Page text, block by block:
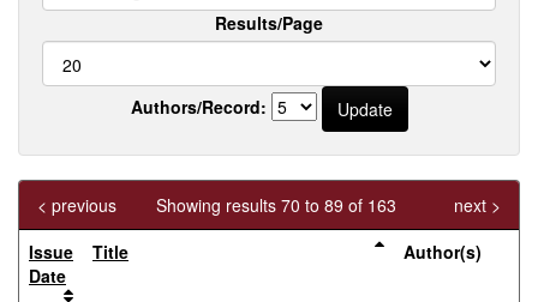
Results/Page
Authors/Record:
Showing results 70 to 89 of 163
< previous
next >
Issue
Date
Title Author(s)